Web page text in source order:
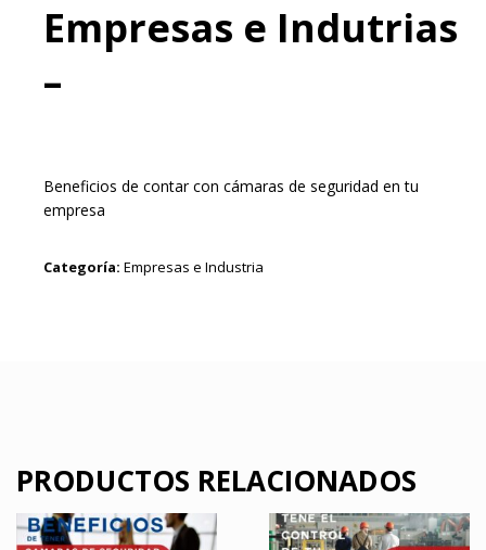
Empresas e Indutrias
–
Beneficios de contar con cámaras de seguridad en tu
empresa
Categoría: Empresas e Industria
PRODUCTOS RELACIONADOS